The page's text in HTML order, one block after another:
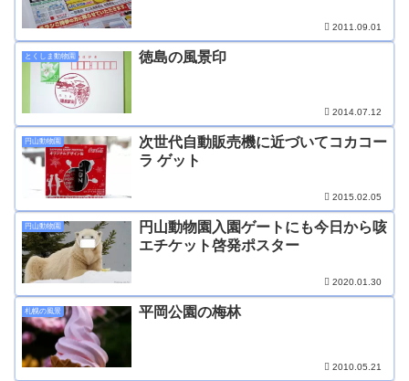
2011.09.01
とくしま動物園 徳島の風景印
2014.07.12
円山動物園
次世代自動販売機に近づいてコカコー
ラ ゲット
2015.02.05
円山動物園
円山動物園入園ゲートにも今日から咳
エチケット啓発ポスター
2020.01.30
札幌の風景 平岡公園の梅林
2010.05.21